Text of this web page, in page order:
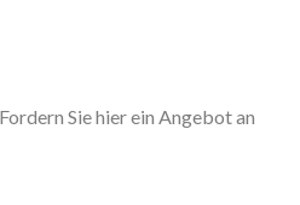
Sie hier ein Angebot an